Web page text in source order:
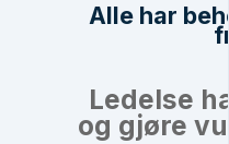
Alle har
Ledelse
og gjøre